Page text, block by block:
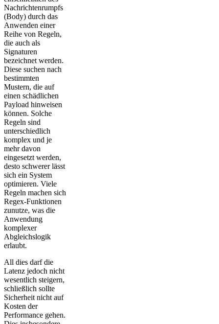
Nachrichtenrumpfs
(Body) durch das
Anwenden einer
Reihe von Regeln,
die auch als
Signaturen
bezeichnet werden.
Diese suchen nach
bestimmten
Mustern, die auf
einen schädlichen
Payload hinweisen
können. Solche
Regeln sind
unterschiedlich
komplex und je
mehr davon
eingesetzt werden,
desto schwerer lässt
sich ein System
optimieren. Viele
Regeln machen sich
Regex-Funktionen
zunutze, was die
Anwendung
komplexer
Abgleichslogik
erlaubt.
All dies darf die
Latenz jedoch nicht
wesentlich steigern,
schließlich sollte
Sicherheit nicht auf
Kosten der
Performance gehen.